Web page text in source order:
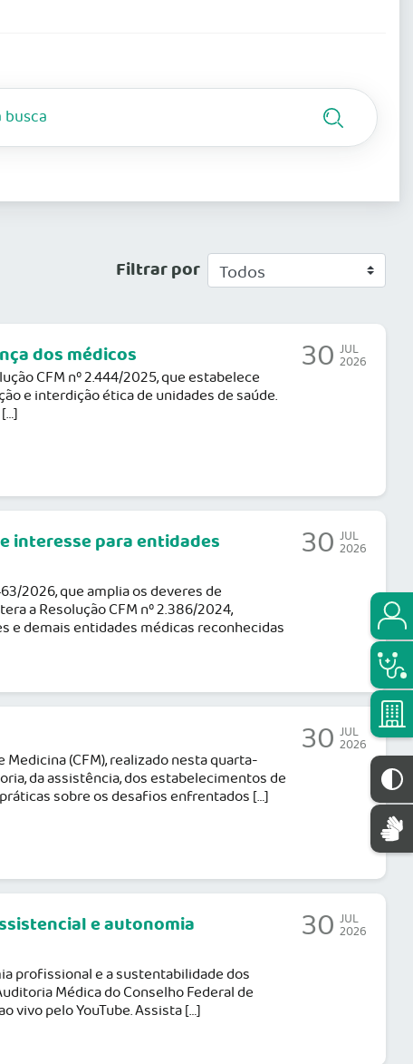
Filtrar por
dos médicos
CFM nº 2.444/2025, que estabelece
e interdição ética de unidades de saúde.
30 JUL
2026
interesse para entidades
2026, que amplia os deveres de
a Resolução CFM nº 2.386/2024,
e demais entidades médicas reconhecidas
30 JUL
2026
(CFM), realizado nesta quarta-
da assistência, dos estabelecimentos de
sobre os desafios enfrentados […]
30 JUL
2026
e autonomia
profissional e a sustentabilidade dos
Médica do Conselho Federal de
vivo pelo YouTube. Assista […]
30 JUL
2026